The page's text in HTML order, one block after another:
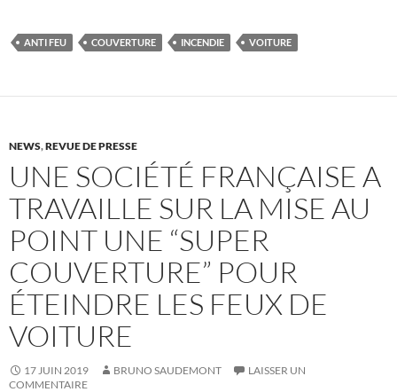
ANTI FEU COUVERTURE INCENDIE VOITURE
NEWS,REVUE DE PRESSE
UNE SOCIÉTÉ FRANÇAISE A
TRAVAILLE SUR LA MISE AU
POINT UNE “SUPER
COUVERTURE” POUR
ÉTEINDRE LES FEUX DE
VOITURE
17 JUIN 2019 BRUNO SAUDEMONT
LAISSER UN
COMMENTAIRE